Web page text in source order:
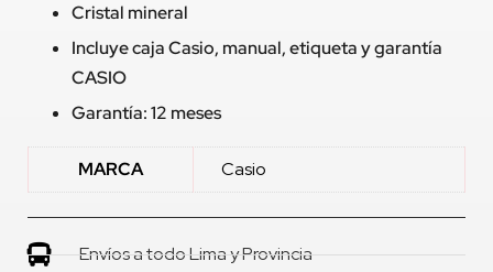
Cristal mineral
Incluye caja Casio, manual, etiqueta y garantía
CASIO
Garantía: 12 meses
MARCA Casio
Envíos a todo Lima y Provincia